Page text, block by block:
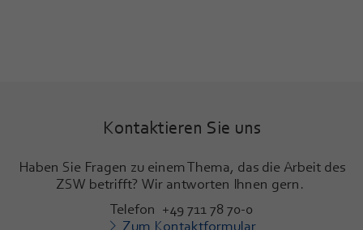
Kontaktieren Sie uns
Haben Sie Fragen zu einem Thema, das die Arbeit des
ZSW betrifft? Wir antworten Ihnen gern.
Telefon +49 711 78 70-0
Zum Kontaktformular